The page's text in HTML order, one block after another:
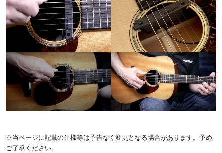
※当ページに記載の仕様等は予告なく変更となる場合があります。予め
ご了承ください。